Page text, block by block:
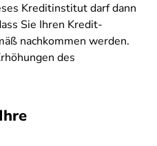
Kreditinstitut darf dann
Sie Ihren Kredit-
nachkommen werden.
des